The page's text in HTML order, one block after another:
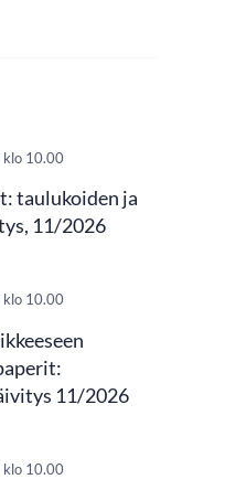
klo 10.00
taulukoiden ja
11/2026
klo 10.00
11/2026
klo 10.00